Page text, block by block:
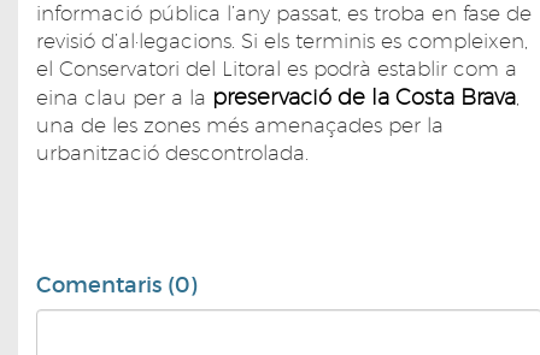
informació pública l’any passat, es troba en fase de
revisió d’al·legacions. Si els terminis es compleixen,
el Conservatori del Litoral es podrà establir com a
eina clau per a la preservació de la Costa Brava,
una de les zones més amenaçades per la
urbanització descontrolada.
Comentaris (0)